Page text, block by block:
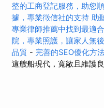
整的工商登記服務，助您
據，專業徵信社的支持 助
專業律師推薦中找到最適
院，專業照護，讓家人無
品質 - 完善的SEO優化方
這艘船現代，寬敞且維護